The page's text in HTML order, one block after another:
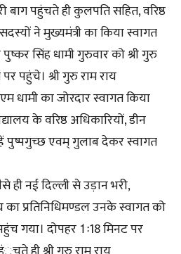
पहुंचते ही कुलपति सहित, वरिष्ठ
ने मुख्यमंत्री का किया स्वागत
सिंह धामी गुरुवार को श्री गुरु
पहुंचे। श्री गुरु राम राय
धामी का जोरदार स्वागत किया
के वरिष्ठ अधिकारियों, डीन
पुष्पगुच्छ एवम् गुलाब देकर स्वागत
ही नई दिल्ली से उड़ान भरी,
प्रतिनिधिमण्डल उनके स्वागत को
गया। दोपहर 1ः18 मिनट पर